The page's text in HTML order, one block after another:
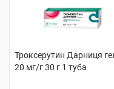
Троксерутин Дарниця
20 мг/г 30 г 1 туба